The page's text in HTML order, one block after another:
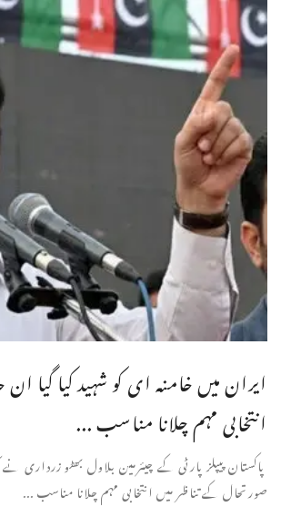
ایران میں خامنہ ای کو شہید کیا گیا
انتخابی مہم چلانا مناسب ...
پاکستان پیپلز پارٹی کے چیئرمین بلاول بھٹو زرداری
صورتحال کے تناظر میں انتخابی مہم چلانا مناسب ...